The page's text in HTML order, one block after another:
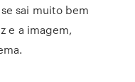
sai muito bem
e a imagem,